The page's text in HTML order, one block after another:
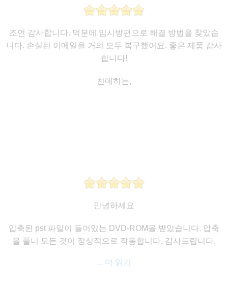
조언 감사합니다. 덕분에 임시방편으로 해결 방법을 찾았습
니다. 손실된 이메일을 거의 모두 복구했어요. 좋은 제품 감사
합니다!
친애하는,
안녕하세요
압축된 pst 파일이 들어있는 DVD-ROM을 받았습니다. 압축
을 풀니 모든 것이 정상적으로 작동합니다. 감사드립니다.
... 더 읽기